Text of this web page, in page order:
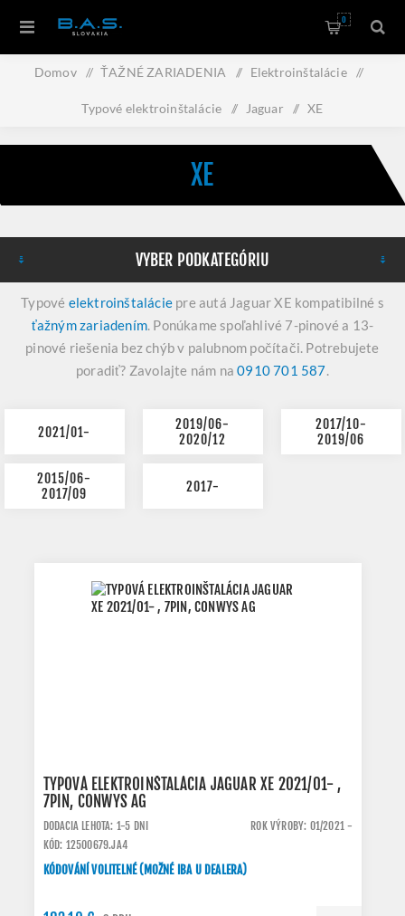
0
Domov / ŤAŽNÉ ZARIADENIA / Elektroinštalácie /
Typové elektroinštalácie / Jaguar / XE
XE
VYBER PODKATEGÓRIU
Typové elektroinštalácie pre autá Jaguar XE kompatibilné s
ťažným zariadením. Ponúkame spoľahlivé 7-pinové a 13-
pinové riešenia bez chýb v palubnom počítači. Potrebujete
poradiť? Zavolajte nám na0910 701 587.
2021/01-
2019/06-
2020/12
2017/10-
2019/06
2015/06-
2017/09
2017-
TYPOVÁ ELEKTROINŠTALÁCIA JAGUAR XE 2021/01- ,
7PIN, CONWYS AG
DODACIA LEHOTA: 1-5 DNI
ROK VÝROBY: 01/2021 -
KÓD: 12500679.JA4
KÓDOVÁNÍ VOLITELNÉ (MOŽNÉ IBA U DEALERA)